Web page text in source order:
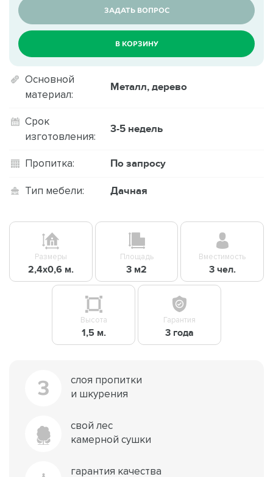
ЗАДАТЬ ВОПРОС
В КОРЗИНУ
Основной
материал:
Металл, дерево
Срок
изготовления:
3-5 недель
Пропитка: По запросу
Тип мебели: Дачная
Размеры
2,4х0,6 м.
Площадь
3 м2
Вместимость
3 чел.
Высота
1,5 м.
Гарантия
3 года
3
слоя пропитки
и шкурения
свой лес
камерной сушки
гарантия качества